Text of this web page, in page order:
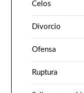
Celos
Divorcio
Ofensa
Ruptura